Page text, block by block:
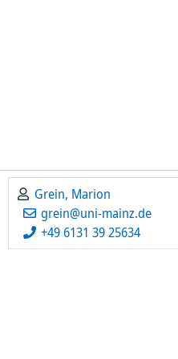
Grein, Marion
grein@uni-mainz.de
+49 6131 39 25634